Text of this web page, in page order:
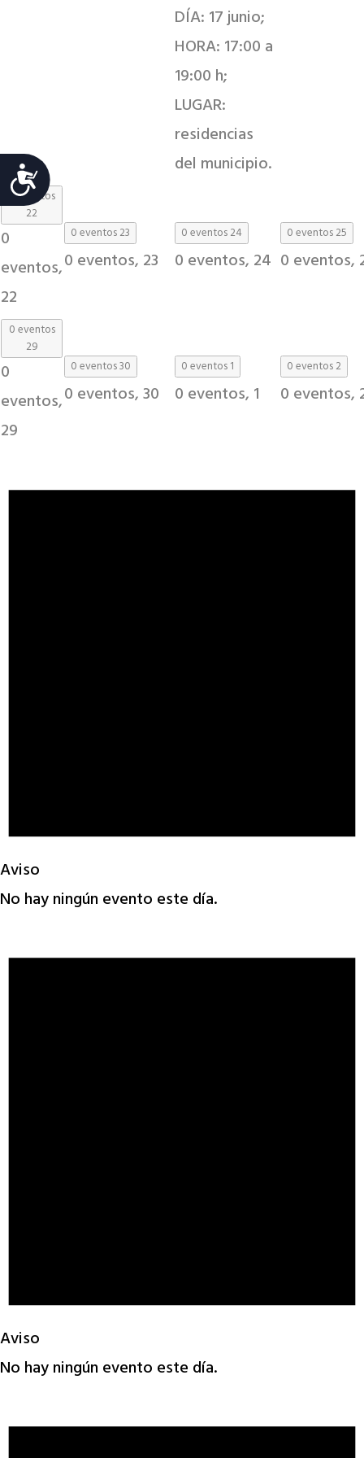
Accesibilidad
DÍA: 17 junio;
HORA: 17:00 a
19:00 h;
LUGAR:
residencias
del municipio.
0 eventos
22
0
eventos,
22
0 eventos23
0 eventos, 23
0 eventos24
0 eventos, 24
0 eventos25
0 eventos,
0 eventos
29
0
eventos,
29
0 eventos30
0 eventos,30
0 eventos1
0 eventos, 1
0 eventos2
0 eventos,
Aviso
No hay ningún evento este día.
Aviso
No hay ningún evento este día.